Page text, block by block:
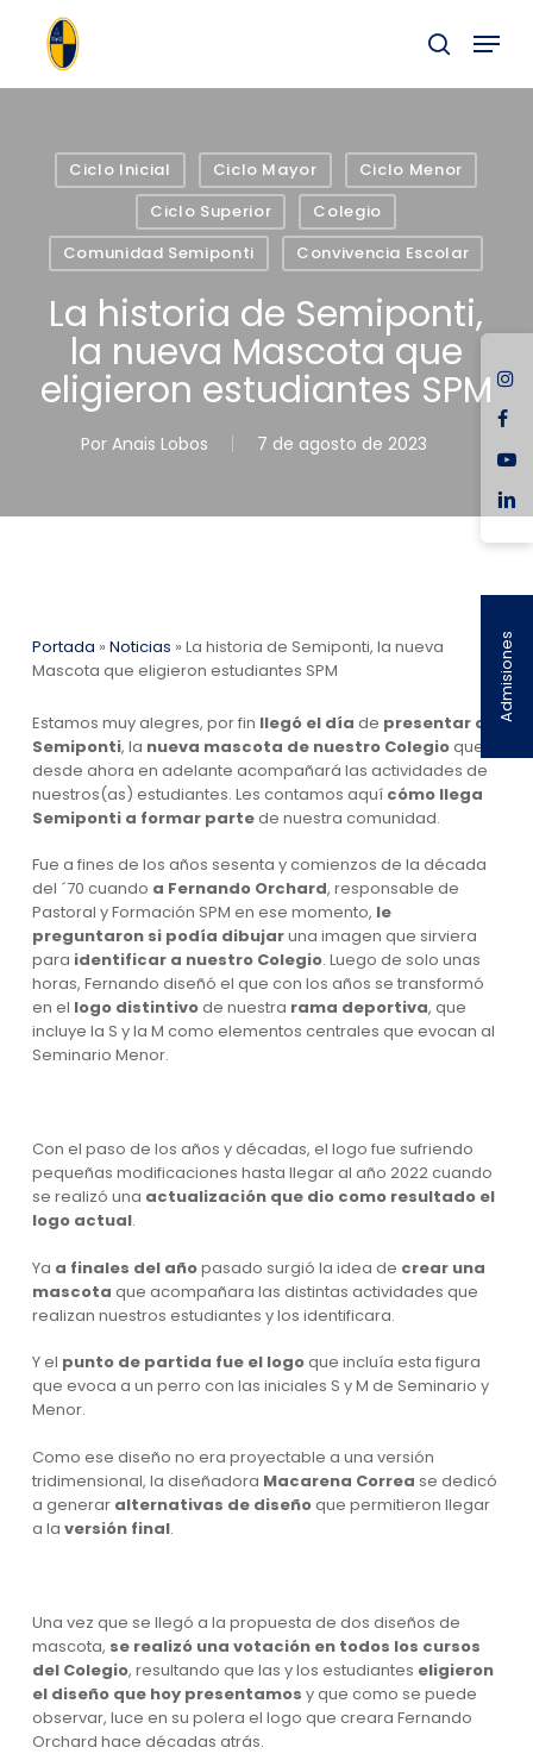
buscar
Menu
Ciclo Inicial Ciclo Mayor
Ciclo Menor
Ciclo Superior
Colegio
Comunidad Semiponti
Convivencia Escolar
La historia de Semiponti,
la nueva Mascota que
eligieron estudiantes SPM
Por Anais Lobos 7 de agosto de 2023
Portada » Noticias » La historia de Semiponti, la nueva
Mascota que eligieron estudiantes SPM
Estamos muy alegres, por fin llegó el día de presentar a
Semiponti, la nueva mascota de nuestro Colegioque
desde ahora en adelante acompañará las actividades de
nuestros(as) estudiantes. Les contamos aquí cómo llega
Semiponti a formar partede nuestra comunidad.
Fue a fines de los años sesenta y comienzos de la década
del ´70 cuando a Fernando Orchard, responsable de
Pastoral y Formación SPM en ese momento, le
preguntaron si podía dibujaruna imagen que sirviera
para identificar a nuestro Colegio. Luego de solo unas
horas, Fernando diseñó el que con los años se transformó
en el logo distintivode nuestra rama deportiva, que
incluye la S y la M como elementos centrales que evocan al
Seminario Menor.
Con el paso de los años y décadas, el logo fue sufriendo
pequeñas modificaciones hasta llegar al año 2022 cuando
se realizó una actualización que dio como resultado el
logo actual.
Ya a finales del añopasado surgió la idea de crear una
mascota que acompañara las distintas actividades que
realizan nuestros estudiantes y los identificara.
Y el punto de partida fue el logoque incluía esta figura
que evoca a un perro con las iniciales S y M de Seminario y
Menor.
Como ese diseño no era proyectable a una versión
tridimensional, la diseñadora Macarena Correa se dedicó
a generar alternativas de diseñoque permitieron llegar
a la versión final.
Una vez que se llegó a la propuesta de dos diseños de
mascota, se realizó una votación en todos los cursos
del Colegio, resultando que las y los estudiantes eligieron
el diseño que hoy presentamos y que como se puede
observar, luce en su polera el logo que creara Fernando
Orchard hace décadas atrás.
Admisiones
Menu